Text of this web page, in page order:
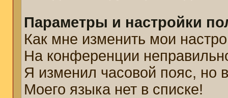
Параметры и настройки
Как мне изменить мои
На конференции
Я изменил часовой пояс, но
Моего языка нет в списке!